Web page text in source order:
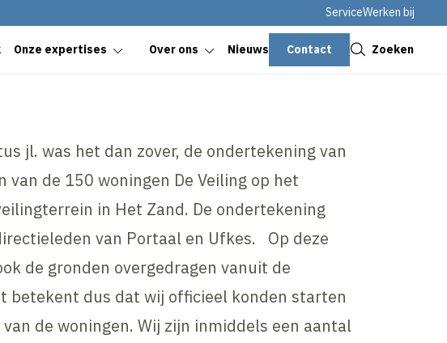
ServiceWerken bij
Onze expertises Over ons Nieuws Contact Zoeken
jl. was het dan zover, de ondertekening van
van de 150 woningen De Veiling op het
in Het Zand. De ondertekening
van Portaal en Ufkes. Op deze
de gronden overgedragen vanuit de
betekent dus dat wij officieel konden starten
de woningen. Wij zijn inmiddels een aantal
Sluiten